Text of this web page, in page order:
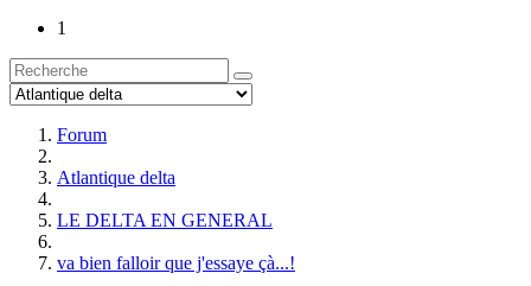
1
Forum
Atlantique delta
LE DELTA EN GENERAL
va bien falloir que j'essaye çà...!